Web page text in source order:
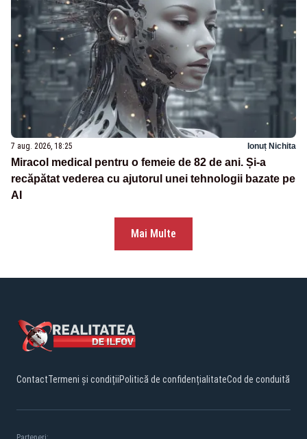
7 aug. 2026, 18:25 Ionuț Nichita
Miracol medical pentru o femeie de 82 de ani. Și-a
recăpătat vederea cu ajutorul unei tehnologii bazate pe
AI
Mai Multe
ContactTermeni și condițiiPolitică de confidențialitateCod de conduită